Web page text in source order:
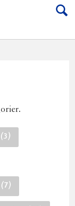
Norrmejerier
(7)